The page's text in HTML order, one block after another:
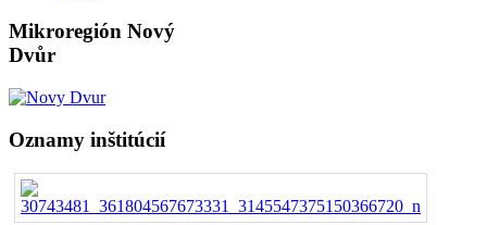
Mikroregión Nový
Dvůr
Oznamy inštitúcií